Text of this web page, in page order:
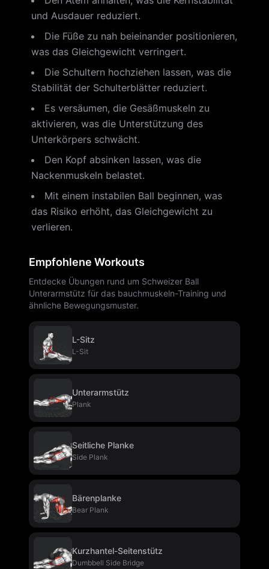
und Ausdauer reduziert.
Die Füße zu nah beieinander positionieren,
was das Gleichgewicht verringert.
Die Schultern hochziehen lassen, was die
Stabilität der Schulterblätter reduziert.
Es versäumen, die Gesäßmuskeln zu
aktivieren, was die Unterstützung des
Unterkörpers schwächt.
Den Kopf absinken lassen, was die
Nackenmuskeln belastet.
Mit einem instabilen Ball beginnen, was
das Risiko erhöht, das Gleichgewicht zu
verlieren.
Empfohlene Workouts
Entdecke Übungen rund um Schweizer Ball
Unterarmstütz für das bauchmuskeln-Training und
ähnliche Bewegungsmuster.
L-Sitz
L-Sit
Unterarmstütz
Plank
Seitliche Planke
Side Plank
Bärenplanke
Bear Plank
Kurzhantel-Seitenstütz
Dumbbell Side Bridge